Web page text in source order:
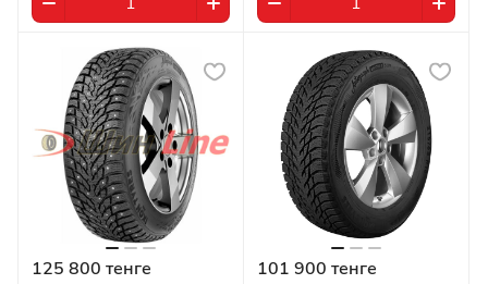
125 800 тенге 101 900 тенге